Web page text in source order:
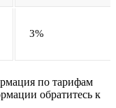
3%
по тарифам
обратитесь к